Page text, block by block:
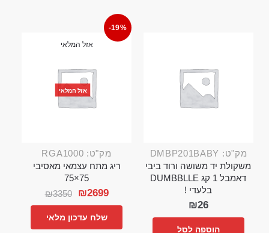
מק"ט: DMBP201BABY
משקולת יד משושה ורוד ביבי
דאמבל 1 קג DUMBBLLE
בלעדי !
₪26
הוספה לסל
-19%
אזל המלאי
אזל המלאי
מק"ט: RGA1000
ריג מתח עצמאי מאסיבי
75×75
₪3350 ₪2699
שלח עדכון מלאי